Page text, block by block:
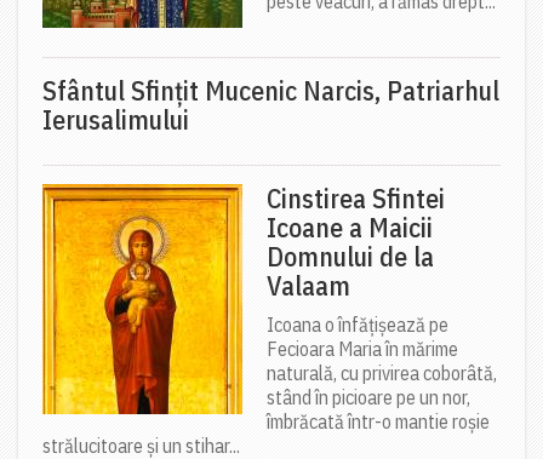
Sfântul Sfinţit Mucenic Narcis, Patriarhul
Ierusalimului
Cinstirea Sfintei
Icoane a Maicii
Domnului de la
Valaam
Icoana o înfățișează pe
Fecioara Maria în mărime
naturală, cu privirea coborâtă,
stând în picioare pe un nor,
îmbrăcată într-o mantie roșie
strălucitoare și un stihar...